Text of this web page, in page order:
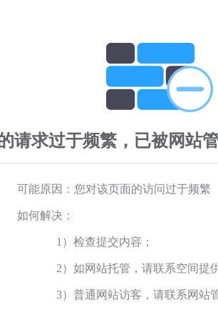
请求过于频繁，已被网站
可能原因：您对该页面的访问过于频繁
如何解决：
1）检查提交内容；
2）如网站托管，请联系空间提
3）普通网站访客，请联系网站